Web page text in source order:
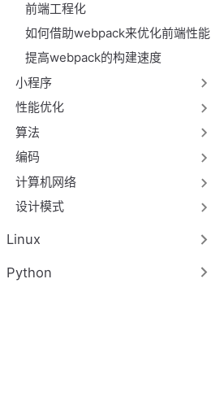
前端工程化
如何借助webpack来优化前端性能
提高webpack的构建速度
小程序
性能优化
算法
编码
计算机网络
设计模式
Linux
Python